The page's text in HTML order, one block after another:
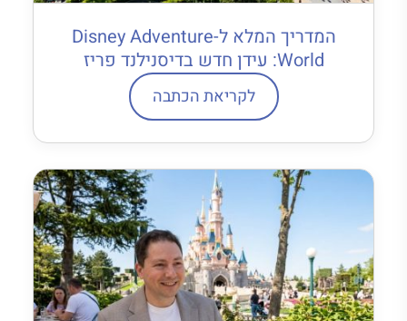
המדריך המלא ל-Disney Adventure
World: עידן חדש בדיסנילנד פריז
לקריאת הכתבה